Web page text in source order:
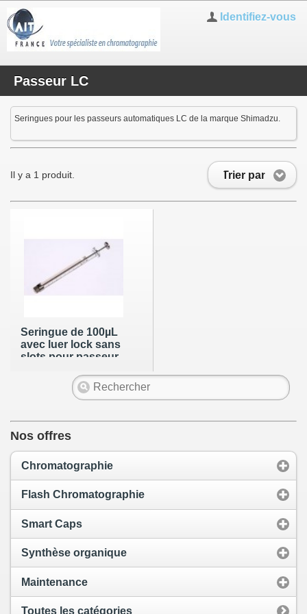
Identifiez-vous
Passeur LC
Seringues pour les passeurs automatiques LC de la marque Shimadzu.
Trier par
Il y a 1 produit.
Seringue de 100µL
avec luer lock sans
slots pour passeur
SIL-6A) (aiguille
non incluse)
Nos offres
Chromatographie
Flash Chromatographie
Smart Caps
Synthèse organique
Maintenance
Toutes les catégories